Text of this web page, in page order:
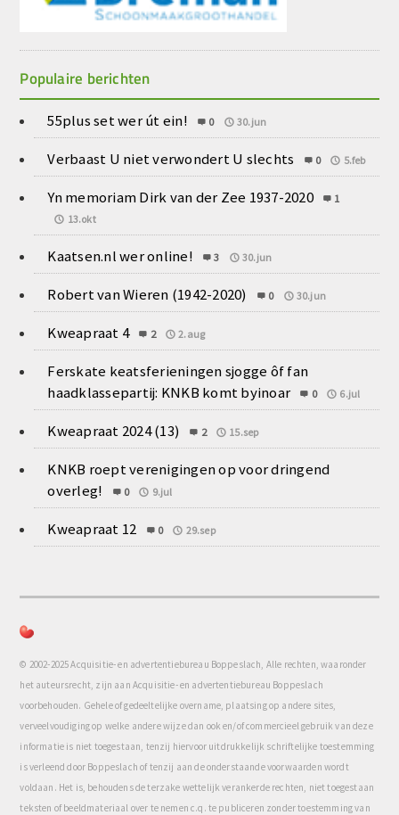
Populaire berichten
55plus set wer út ein! 0 30.jun
Verbaast U niet verwondert U slechts 0 5.feb
Yn memoriam Dirk van der Zee 1937-2020
1
13.okt
Kaatsen.nl wer online! 3 30.jun
Robert van Wieren (1942-2020) 0 30.jun
Kweapraat 4 2 2.aug
Ferskate keatsferieningen sjogge ôf fan
haadklassepartij: KNKB komt byinoar
0 6.jul
Kweapraat 2024 (13) 2 15.sep
KNKB roept verenigingen op voor dringend
overleg!
0 9.jul
Kweapraat 12 0 29.sep
© 2002-2025 Acquisitie- en advertentiebureau Boppeslach, Alle rechten, waaronder
het auteursrecht, zijn aan Acquisitie- en advertentiebureau Boppeslach
voorbehouden. Gehele of gedeeltelijke overname, plaatsing op andere sites,
verveelvoudiging op welke andere wijze dan ook en/of commercieel gebruik van deze
informatie is niet toegestaan, tenzij hiervoor uitdrukkelijk schriftelijke toestemming
is verleend door Boppeslach of tenzij aan de onderstaande voorwaarden wordt
voldaan. Het is, behoudens de terzake wettelijk verankerde rechten, niet toegestaan
teksten of beeldmateriaal over te nemen c.q. te publiceren zonder toestemming van